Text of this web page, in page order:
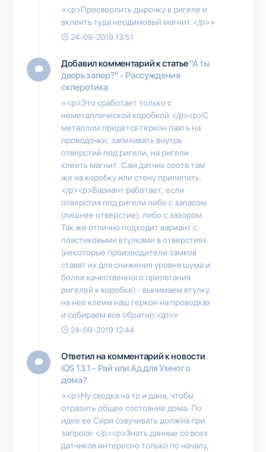
«<p>Просверлить дырочку в ригеле и
вклеить туда неодимовый магнит.</p>»
24-09-2019 13:51
Добавил комментарий к статье"А ты
дверь запер?" - Рассуждения
склеротика
«<p>Это сработает только с
неметаллической коробкой.</p><p>С
металлом придется геркон паять на
проводочки, запихивать внутрь
отверстий под ригели, на ригели
клеить магнит. Сам датчик соотв там
же на коробку или стену прилепить.
</p><p>Вариант работает, если
отверстия под ригели либо с запасом
(лишнее отверстие), либо с зазором.
Так же отлично подходит вариант с
пластиковыми втулками в отверстиях
(некоторые производители замков
ставят их для снижения уровня шума и
более качественного прилегания
ригелей к коробке) - вынимаем втулку,
на нее клеим наш геркон на проводках
и собираем все обратно.</p>»
24-09-2019 12:44
Ответил на комментарий к новости
iOS 13.1 - Рай или Ад для Умного
дома?
«<p>Ну сводка на то и дана, чтобы
отразить общее состояние дома. По
идее ее Сири озвучивать должна при
запросе.</p><p>Знать данные со всех
датчиков интересно только по началу,